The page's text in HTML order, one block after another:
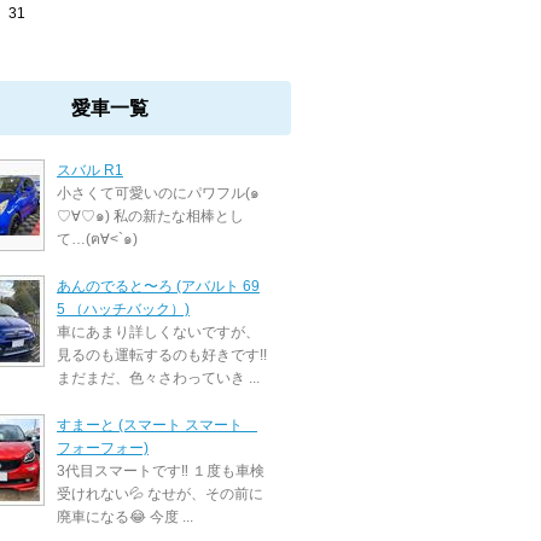
31
愛車一覧
スバル R1
小さくて可愛いのにパワフル(๑
♡∀♡๑) 私の新たな相棒とし
て…(ฅ∀<`๑)
あんのでると〜ろ (アバルト 69
5 （ハッチバック）)
車にあまり詳しくないですが、
見るのも運転するのも好きです!!
まだまだ、色々さわっていき ...
すまーと (スマート スマート
フォーフォー)
3代目スマートです‼️ １度も車検
受けれない💦 なせが、その前に
廃車になる😂 今度 ...